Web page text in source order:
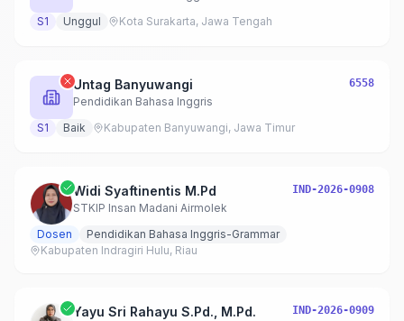
S1
Unggul Kota Surakarta, Jawa Tengah
Untag Banyuwangi
Pendidikan Bahasa Inggris
6558
S1 Baik Kabupaten Banyuwangi, Jawa Timur
Widi Syaftinentis M.Pd
STKIP Insan Madani Airmolek
IND-2026-0908
Dosen
Pendidikan Bahasa Inggris-Grammar
Kabupaten Indragiri Hulu, Riau
Yayu Sri Rahayu S.Pd., M.Pd. IND-2026-0909